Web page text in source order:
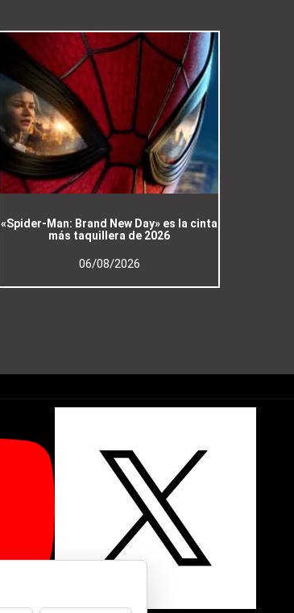
«Spider-Man: Brand New Day» es la cinta
más taquillera de 2026
06/08/2026